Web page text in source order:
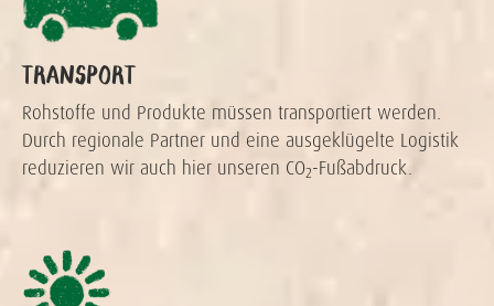
TRANSPORT
Rohstoffe und Produkte müssen transportiert werden.
Durch regionale Partner und eine ausgeklügelte Logistik
reduzieren wir auch hier unseren CO2-Fußabdruck.